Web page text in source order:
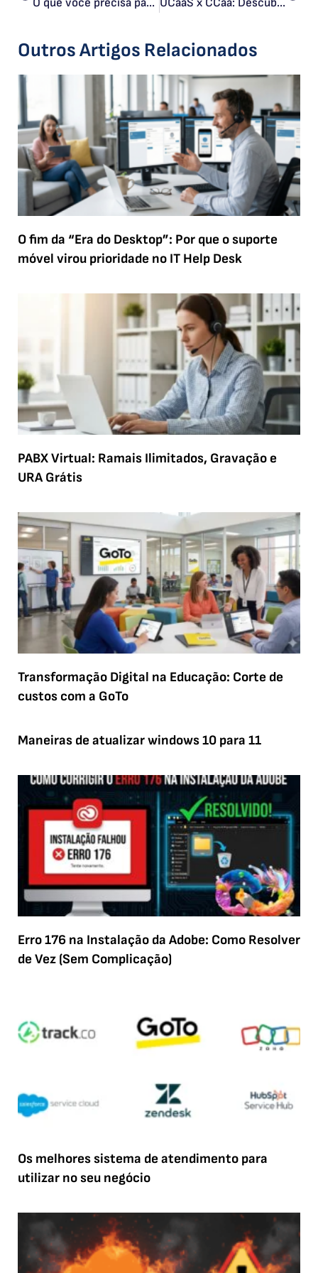
Outros Artigos Relacionados
O fim da “Era do Desktop”: Por que o suporte
móvel virou prioridade no IT Help Desk
PABX Virtual: Ramais Ilimitados, Gravação e
URA Grátis
Transformação Digital na Educação: Corte de
custos com a GoTo
Maneiras de atualizar windows 10 para 11
Erro 176 na Instalação da Adobe: Como Resolver
de Vez (Sem Complicação)
Os melhores sistema de atendimento para
utilizar no seu negócio